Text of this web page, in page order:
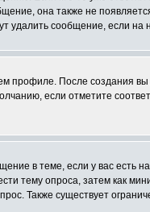
она также не
удалить сообщение, если на
профиле. После создания вы
если отметите
в теме, если у вас
тему опроса, затем как
Также существует